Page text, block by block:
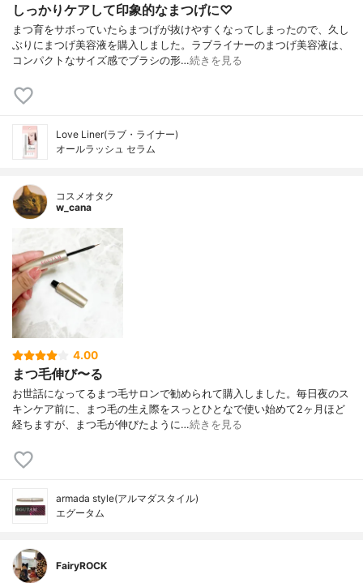
しっかりケアして印象的なまつげに♡
まつ育をサボっていたらまつげが抜けやすくなってしまったので、久し
ぶりにまつげ美容液を購入しました。ラブライナーのまつげ美容液は、
コンパクトなサイズ感でブラシの形…続きを見る
Love Liner(ラブ・ライナー)
オールラッシュ セラム
コスメオタク
w_cana
4.00
まつ毛伸び〜る
お世話になってるまつ毛サロンで勧められて購入しました。毎日夜のス
キンケア前に、まつ毛の生え際をスっとひとなで使い始めて2ヶ月ほど
経ちますが、まつ毛が伸びたように…続きを見る
armada style(アルマダスタイル)
エグータム
FairyROCK